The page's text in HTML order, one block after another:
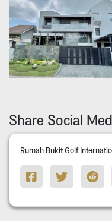
Share Social
Rumah Bukit Golf